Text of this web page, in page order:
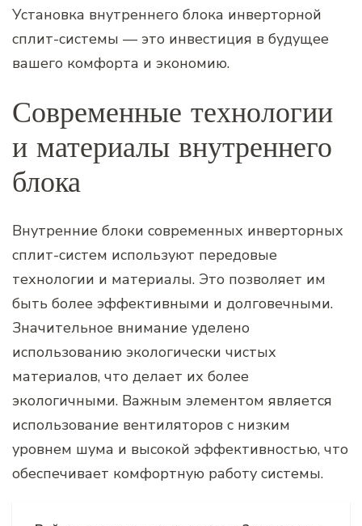
Установка внутреннего блока инверторной
сплит-системы — это инвестиция в будущее
вашего комфорта и экономию.
Современные технологии
и материалы внутреннего
блока
Внутренние блоки современных инверторных
сплит-систем используют передовые
технологии и материалы. Это позволяет им
быть более эффективными и долговечными.
Значительное внимание уделено
использованию экологически чистых
материалов, что делает их более
экологичными. Важным элементом является
использование вентиляторов с низким
уровнем шума и высокой эффективностью, что
обеспечивает комфортную работу системы.